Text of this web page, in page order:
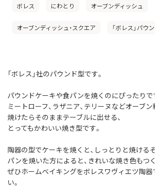
ボレス にわとり オーブンディッシュ
オーブンディッシュ・スクエア 「ボレス」パウ
「ボレス」社のパウンド型です。
パウンドケーキや食パンを焼くのにぴったりで
ミートローフ、ラザニア、テリーヌなどオーブン
焼けたらそのままテーブルに出せる、
とってもかわいい焼き型です。
陶器の型でケーキを焼くと、しっとりと焼ける
パンを焼いた方によると、きれいな焼き色もつ
ぜひホームベイキングをボレスワヴィエツ陶
い。